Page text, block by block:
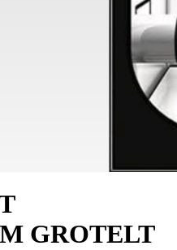
GROTELT